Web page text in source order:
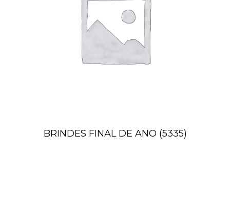
BRINDES FINAL DE ANO (5335)